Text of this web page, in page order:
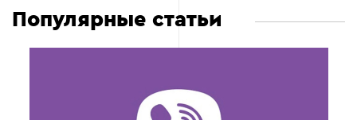
Популярные статьи